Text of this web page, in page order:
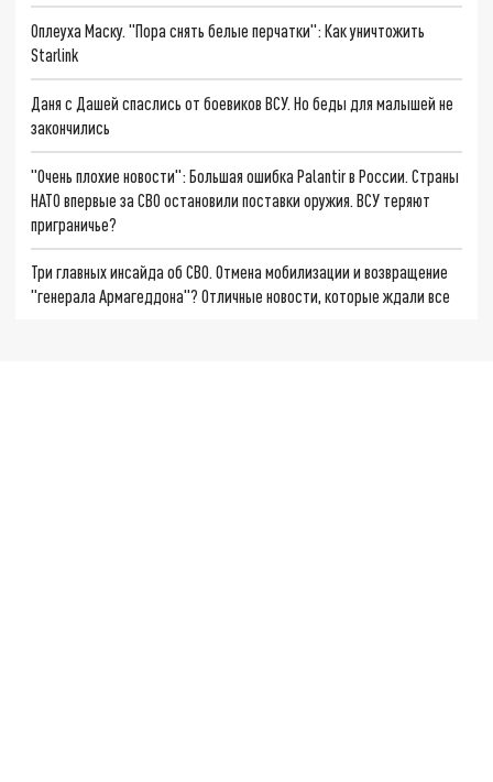
Оплеуха Маску. "Пора снять белые перчатки": Как уничтожить
Starlink
Даня с Дашей спаслись от боевиков ВСУ. Но беды для малышей не
закончились
"Очень плохие новости": Большая ошибка Palantir в России. Страны
НАТО впервые за СВО остановили поставки оружия. ВСУ теряют
приграничье?
Три главных инсайда об СВО. Отмена мобилизации и возвращение
"генерала Армагеддона"? Отличные новости, которые ждали все